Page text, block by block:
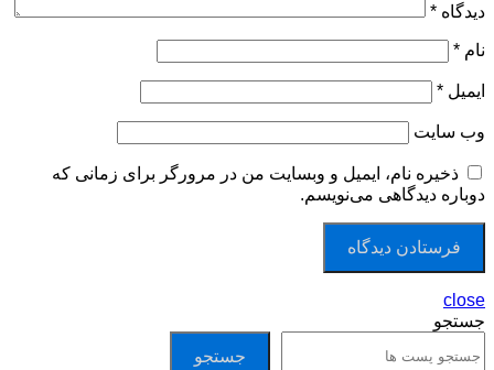
دیدگاه *
نام *
ایمیل *
وب‌ سایت
ذخیره نام، ایمیل و وبسایت من در مرورگر برای زمانی که
دوباره دیدگاهی می‌نویسم.
close
جستجو
جستجو